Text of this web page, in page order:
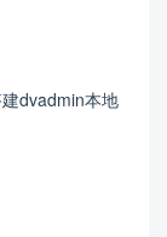
dvadmin本地